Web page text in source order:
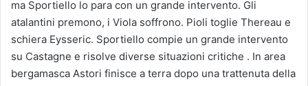
ma Sportiello lo para con un grande intervento. Gli
atalantini premono, i Viola soffrono. Pioli toglie Thereau e
schiera Eysseric. Sportiello compie un grande intervento
su Castagne e risolve diverse situazioni critiche . In area
bergamasca Astori finisce a terra dopo una trattenuta della